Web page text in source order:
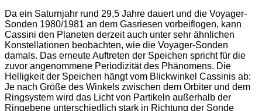
Da ein Saturnjahr rund 29,5 Jahre dauert und die Voyager-
Sonden 1980/1981 an dem Gasriesen vorbeiflogen, kann
Cassini den Planeten derzeit auch unter sehr ähnlichen
Konstellationen beobachten, wie die Voyager-Sonden
damals. Das erneute Auftreten der Speichen spricht für die
zuvor angenommene Periodizität des Phänomens. Die
Helligkeit der Speichen hängt vom Blickwinkel Cassinis ab:
Je nach Größe des Winkels zwischen dem Orbiter und dem
Ringsystem wird das Licht von Partikeln außerhalb der
Ringebene unterschiedlich stark in Richtung der Sonde